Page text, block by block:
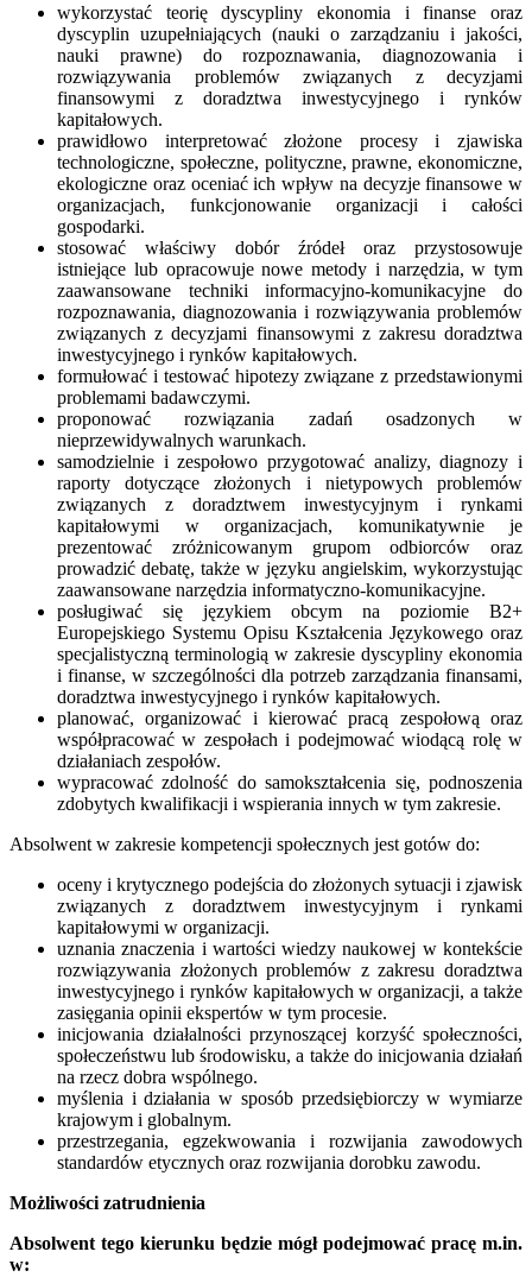
wykorzystać teorię dyscypliny ekonomia i finanse oraz
dyscyplin uzupełniających (nauki o zarządzaniu i jakości,
nauki prawne) do rozpoznawania, diagnozowania i
rozwiązywania problemów związanych z decyzjami
finansowymi z doradztwa inwestycyjnego i rynków
kapitałowych.
prawidłowo interpretować złożone procesy i zjawiska
technologiczne, społeczne, polityczne, prawne, ekonomiczne,
ekologiczne oraz oceniać ich wpływ na decyzje finansowe w
organizacjach, funkcjonowanie organizacji i całości
gospodarki.
stosować właściwy dobór źródeł oraz przystosowuje
istniejące lub opracowuje nowe metody i narzędzia, w tym
zaawansowane techniki informacyjno-komunikacyjne do
rozpoznawania, diagnozowania i rozwiązywania problemów
związanych z decyzjami finansowymi z zakresu doradztwa
inwestycyjnego i rynków kapitałowych.
formułować i testować hipotezy związane z przedstawionymi
problemami badawczymi.
proponować rozwiązania zadań osadzonych w
nieprzewidywalnych warunkach.
samodzielnie i zespołowo przygotować analizy, diagnozy i
raporty dotyczące złożonych i nietypowych problemów
związanych z doradztwem inwestycyjnym i rynkami
kapitałowymi w organizacjach, komunikatywnie je
prezentować zróżnicowanym grupom odbiorców oraz
prowadzić debatę, także w języku angielskim, wykorzystując
zaawansowane narzędzia informatyczno-komunikacyjne.
posługiwać się językiem obcym na poziomie B2+
Europejskiego Systemu Opisu Kształcenia Językowego oraz
specjalistyczną terminologią w zakresie dyscypliny ekonomia
i finanse, w szczególności dla potrzeb zarządzania finansami,
doradztwa inwestycyjnego i rynków kapitałowych.
planować, organizować i kierować pracą zespołową oraz
współpracować w zespołach i podejmować wiodącą rolę w
działaniach zespołów.
wypracować zdolność do samokształcenia się, podnoszenia
zdobytych kwalifikacji i wspierania innych w tym zakresie.
Absolwent w zakresie kompetencji społecznych jest gotów do:
oceny i krytycznego podejścia do złożonych sytuacji i zjawisk
związanych z doradztwem inwestycyjnym i rynkami
kapitałowymi w organizacji.
uznania znaczenia i wartości wiedzy naukowej w kontekście
rozwiązywania złożonych problemów z zakresu doradztwa
inwestycyjnego i rynków kapitałowych w organizacji, a także
zasięgania opinii ekspertów w tym procesie.
inicjowania działalności przynoszącej korzyść społeczności,
społeczeństwu lub środowisku, a także do inicjowania działań
na rzecz dobra wspólnego.
myślenia i działania w sposób przedsiębiorczy w wymiarze
krajowym i globalnym.
przestrzegania, egzekwowania i rozwijania zawodowych
standardów etycznych oraz rozwijania dorobku zawodu.
Możliwości zatrudnienia
Absolwent tego kierunku będzie mógł podejmować pracę m.in.
w: